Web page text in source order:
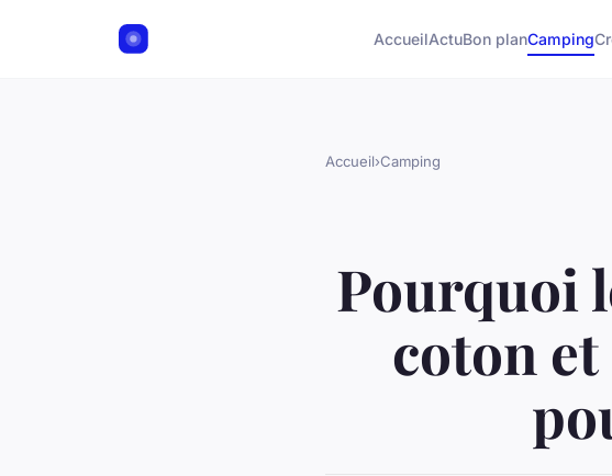
AccueilActuBon planCamping
Accueil›Camping
Pourquoi
coton